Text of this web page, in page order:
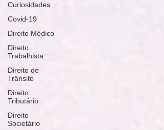
Curiosidades
Covid-19
Direito Médico
Direito
Trabalhista
Direito de
Trânsito
Direito
Tributário
Direito
Societário